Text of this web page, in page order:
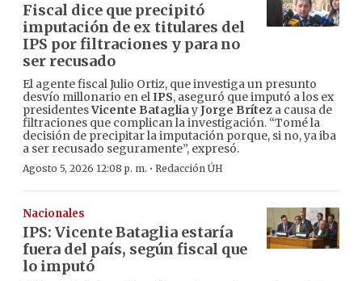
Fiscal dice que precipitó
imputación de ex titulares del
IPS por filtraciones y para no
ser recusado
El agente fiscal Julio Ortiz, que investiga un presunto
desvío millonario en elIPS, aseguró que imputó a los ex
presidentesVicente BatagliayJorge Brítez a causa de
filtraciones que complican la investigación. “Tomé la
decisión de precipitar la imputación porque, si no, ya iba
a ser recusado seguramente”, expresó.
Agosto 5, 2026 12:08 p. m. · Redacción ÚH
Nacionales
IPS: Vicente Bataglia estaría
fuera del país, según fiscal que
lo imputó